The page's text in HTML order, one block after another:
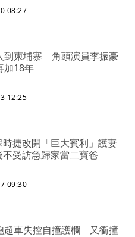
08:27
到柬埔寨 角頭演員李振豪
加18年
12:25
時捷改開「巨大賓利」護妻
受訪急歸家當二寶爸
09:30
超車失控自撞護欄 又衝撞